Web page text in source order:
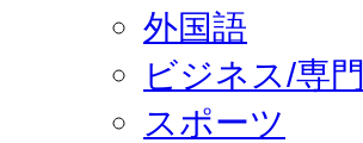
外国語
ビジネス/専門
スポーツ